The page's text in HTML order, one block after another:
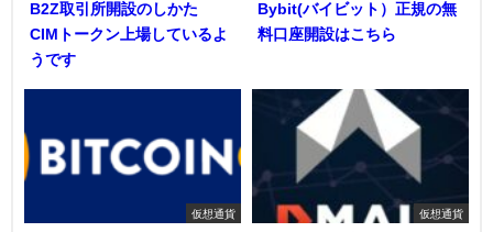
B2Z取引所開設のしかた
CIMトークン上場しているよ
うです
Bybit(バイビット）正規の無
料口座開設はこちら
仮想通貨 仮想通貨